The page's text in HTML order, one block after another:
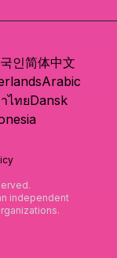
인简体中文
Arabic
ไทยDansk
independent